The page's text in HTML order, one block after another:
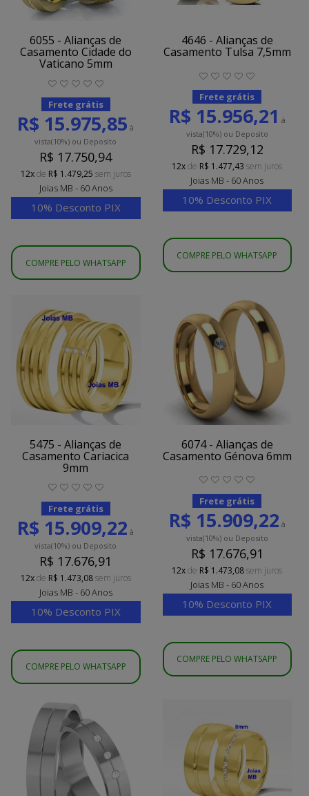
6055 - Alianças de
Casamento Cidade do
Vaticano 5mm
Frete grátis
R$ 15.975,85 à
vista(10%) ou Deposito
R$ 17.750,94
12xde R$ 1.479,25 sem juros
Joias MB - 60 Anos
10% Desconto PIX
COMPRE PELO WHATSAPP
4646 - Alianças de
Casamento Tulsa 7,5mm
Frete grátis
R$ 15.956,21 à
vista(10%)ou Deposito
R$ 17.729,12
12xde R$ 1.477,43 sem juros
Joias MB - 60 Anos
10% Desconto PIX
COMPRE PELO WHATSAPP
5475 - Alianças de
Casamento Cariacica
9mm
Frete grátis
R$ 15.909,22 à
vista(10%) ou Deposito
R$ 17.676,91
12xde R$ 1.473,08sem juros
Joias MB - 60 Anos
10% Desconto PIX
COMPRE PELO WHATSAPP
6074 - Alianças de
Casamento Génova 6mm
Frete grátis
R$ 15.909,22 à
vista(10%)ou Deposito
R$ 17.676,91
12xde R$ 1.473,08sem juros
Joias MB - 60 Anos
10% Desconto PIX
COMPRE PELO WHATSAPP